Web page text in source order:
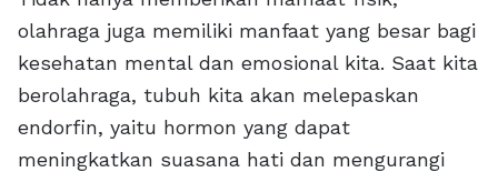
olahraga juga memiliki manfaat yang besar bagi
kesehatan mental dan emosional kita. Saat kita
berolahraga, tubuh kita akan melepaskan
endorfin, yaitu hormon yang dapat
meningkatkan suasana hati dan mengurangi